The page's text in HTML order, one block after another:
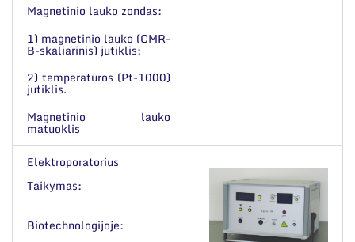
Magnetinio lauko zondas:
1) magnetinio lauko (CMR-
B-skaliarinis) jutiklis;
2) temperatūros (Pt-1000)
jutiklis.
Magnetinio lauko
matuoklis
Elektroporatorius
Taikymas:
Biotechnologijoje: